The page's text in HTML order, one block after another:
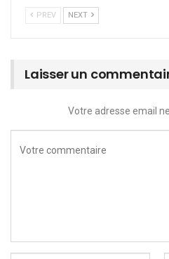
PREV NEXT
Laisser un
Votre adresse email